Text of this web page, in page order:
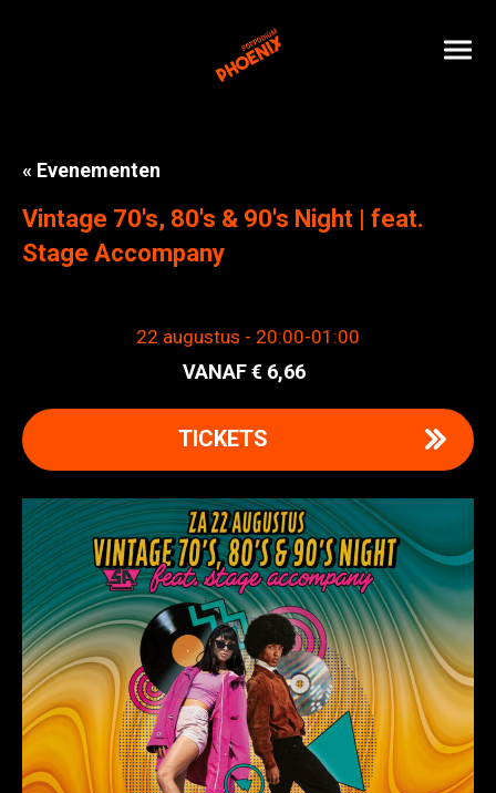
« Evenementen
Vintage 70's, 80's & 90's Night | feat.
Stage Accompany
22 augustus - 20:00-01:00
6,66
TICKETS